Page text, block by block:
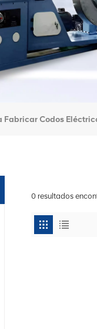
Fabricar Codos
0 resultados